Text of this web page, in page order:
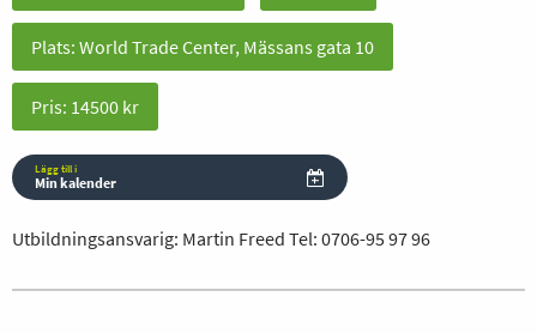
Plats: World Trade Center, Mässans gata 10
Pris: 14500 kr
Lägg till i
Min kalender
Utbildningsansvarig: Martin Freed Tel: 0706-95 97 96